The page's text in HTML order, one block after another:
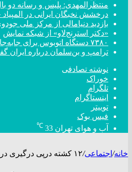
منتظرالمهدی: پلیس و رسانه دو
درخشش نخبگان ایرانی در المپیاد
بازدید دنیامالی از مرکز ملی
«دکتر استرنج‌لاو» از شبکه نمایش
۷۳۸۰ دستگاه اتوبوس برای جابه‌جایی زائران اربعین به کارگیری شد
ترامپ و بن‌سلمان درباره ایران
نوشته تصادفی
خوراک
تلگرام
اینستاگرام
توییتر
فیس بوک
آب و هوای تهران 33
℃
خانه/ اجتماعی/۱۲ کشته درپی درگیری در زندان خطرناکترین شهر اکوادور